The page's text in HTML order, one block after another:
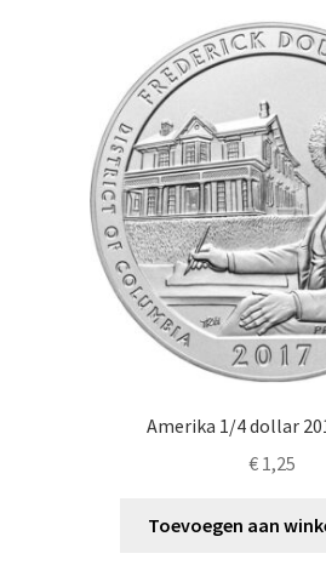
Amerika 1/4 dollar
€1,25
Toevoegen aan